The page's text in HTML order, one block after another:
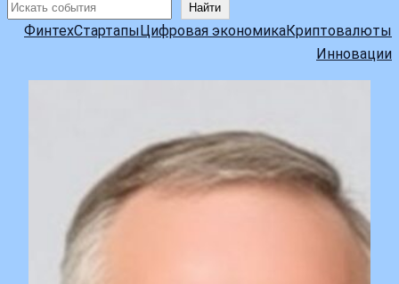
Поиск Найти
ФинтехСтартапыЦифровая экономикаКриптовалюты
Инновации